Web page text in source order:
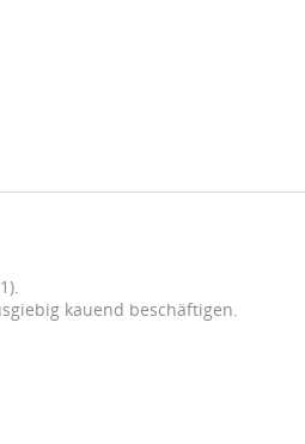
kauend beschäftigen.